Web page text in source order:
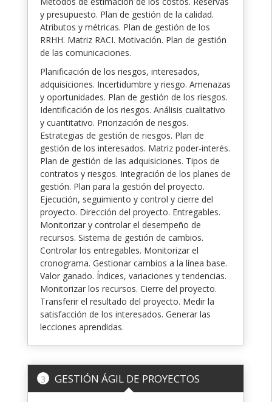
y presupuesto. Plan de gestión de la calidad.
Atributos y métricas. Plan de gestión de los
RRHH. Matriz RACI. Motivación. Plan de gestión
de las comunicaciones.
Planificación de los riesgos, interesados,
adquisiciones. Incertidumbre y riesgo. Amenazas
y oportunidades. Plan de gestión de los riesgos.
Identificación de los riesgos. Análisis cualitativo
y cuantitativo. Priorización de riesgos.
Estrategias de gestión de riesgos. Plan de
gestión de los interesados. Matriz poder-interés.
Plan de gestión de las adquisiciones. Tipos de
contratos y riesgos. Integración de los planes de
gestión. Plan para la gestión del proyecto.
Ejecución, seguimiento y control y cierre del
proyecto. Dirección del proyecto. Entregables.
Monitorizar y controlar el desempeño de
recursos. Sistema de gestión de cambios.
Controlar los entregables. Monitorizar el
cronograma. Gestionar cambios a la línea base.
Valor ganado. Índices, variaciones y tendencias.
Monitorizar los recursos. Cierre del proyecto.
Transferir el resultado del proyecto. Medir la
satisfacción de los interesados. Generar las
lecciones aprendidas.
3 GESTIÓN ÁGIL DE PROYECTOS